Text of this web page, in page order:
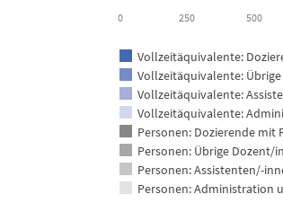
Vollzeitäquivalente:
Vollzeitäquivalente:
Vollzeitäquivalente:
Vollzeitäquivalente:
Personen: Dozierende
Personen: Übrige Dozent/
Personen: Assistenten/-
Personen: Administration
0 250 500